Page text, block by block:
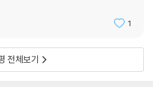
1
전체보기